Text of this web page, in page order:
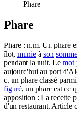
Phare
Phare
Phare : n.m. Un phare
îlot, munie à son
pendant la nuit. Le mot
aujourd'hui au port
c. un phare classé
figuré, un phare est ce
apposition : La recette
d'un restaurant. Article